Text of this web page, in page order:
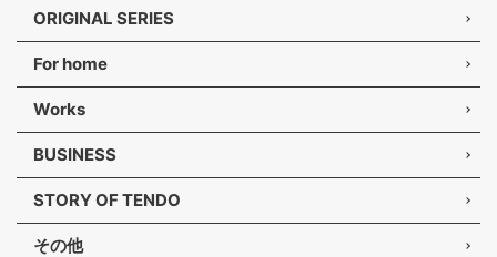
ORIGINAL SERIES
For home
Works
BUSINESS
STORY OF TENDO
その他